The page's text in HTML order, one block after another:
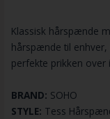
Klassisk hårspænde
hårspænde til
perfekte prikken over
BRAND: SOHO
STYLE: Tess